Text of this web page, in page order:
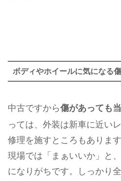
ボディやホイールに気になる
中古ですから傷があっても
っては、外装は新車に近い
修理を施すところもありま
現場では「まぁいいか」と
になりがちです。しっかり